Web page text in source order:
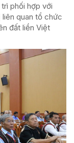
phối hợp với
quan tổ chức
đất liền Việt